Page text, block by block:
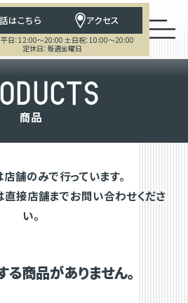
はこちら アクセス
日：12:00～20:00 土日祝：10:00～20:00
定休日：毎週金曜日
ODUCTS
商品
舗のみで行っています。
接店舗までお問い合わせくださ
い。
商品がありません。